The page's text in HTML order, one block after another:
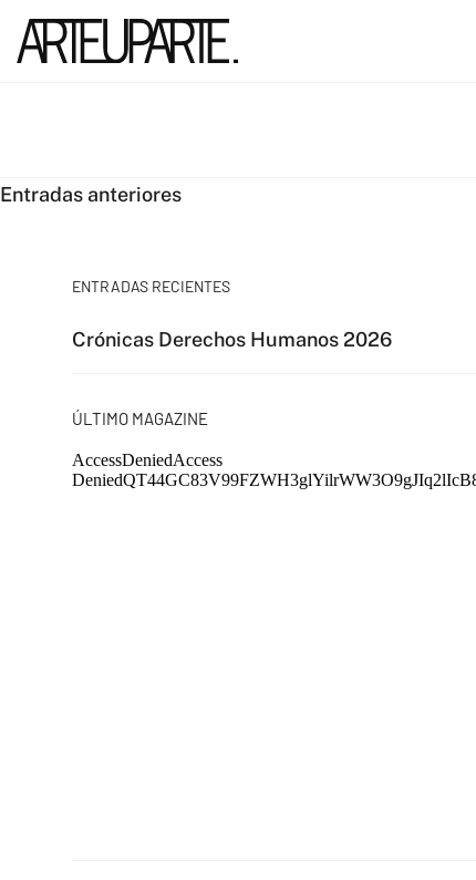
Navegación
entradas
Entradas anteriores
ENTRADAS RECIENTES
Crónicas Derechos Humanos 2026
ÚLTIMO MAGAZINE